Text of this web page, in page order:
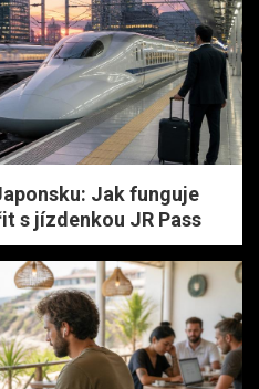
Jak funguje
s jízdenkou JR Pass